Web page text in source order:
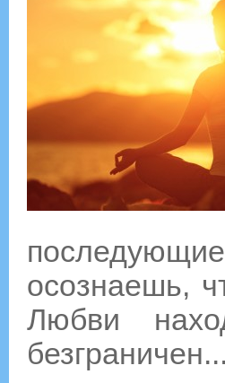
осознаешь,
Любви
безграничен...